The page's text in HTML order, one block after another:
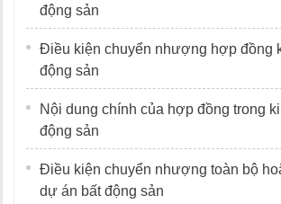
động sản
Điều kiện chuyển nhượng hợp đồng
động sản
Nội dung chính của hợp đồng trong
động sản
Điều kiện chuyển nhượng toàn bộ
dự án bất động sản